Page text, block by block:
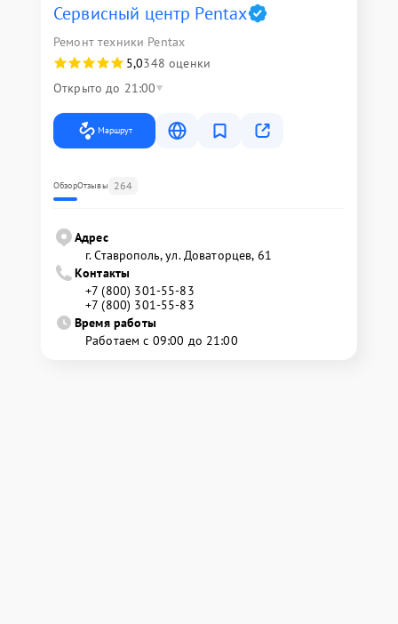
Сервисный центр Pentax
Ремонт техники Pentax
5,0348 оценки
Открыто до 21:00
Маршрут
ОбзорОтзывы 264
Адрес
г. Ставрополь, ул. Доваторцев, 61
Контакты
+7 (800) 301-55-83
+7 (800) 301-55-83
Время работы
Работаем с 09:00 до 21:00